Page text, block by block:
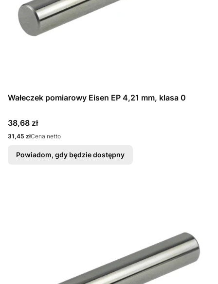
Wałeczek pomiarowy Eisen EP 4,21 mm, klasa 0
Cena
38,68 zł
Cena
31,45 złCena netto
Powiadom, gdy będzie dostępny